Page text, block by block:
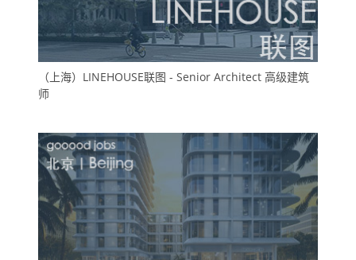
（上海）LINEHOUSE联图 - Senior Architect 高级建筑
师